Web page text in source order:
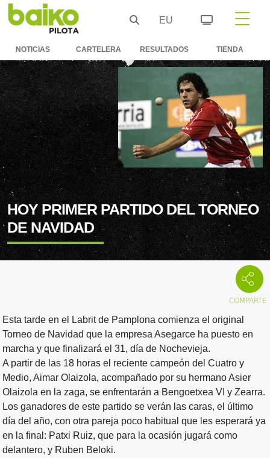
EU
NOTICIAS CARTELERA RESULTADOS TIENDA
HOY PRIMER PARTIDO DEL TORNEO
DE NAVIDAD
Esta tarde en el Labrit de Pamplona comienza el original
Torneo de Navidad que la empresa Asegarce ha puesto en
marcha y que finalizará el 31, día de Nochevieja.
A partir de las 18 horas el reciente campeón del Cuatro y
Medio, Aimar Olaizola, acompañado por su hermano Asier
Olaizola en la zaga, se enfrentarán a Bengoetxea VI y Zearra.
Los ganadores de este partido se verán las caras, el último
día del año, con otra pareja poco habitual que les esperará ya
en la final: Patxi Ruiz, que para la ocasión jugará como
delantero, y Ruben Beloki.